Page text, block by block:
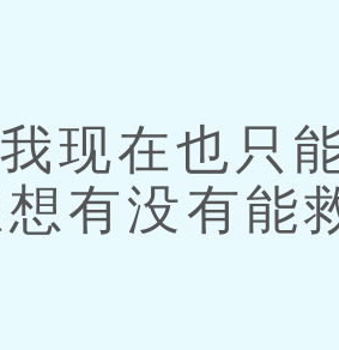
现在也只
有没有能